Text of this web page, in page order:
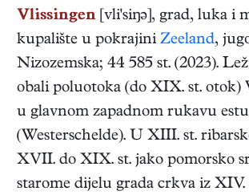
Vlissingen [vli'siŋə], grad, luka i
kupalište u pokrajini Zeeland,
Nizozemska; 44 585 st. (2023).
obali poluotoka (do XIX. st. otok)
u glavnom zapadnom rukavu
(Westerschelde). U XIII. st.
XVII. do XIX. st. jako pomorsko
starome dijelu grada crkva iz XIV.